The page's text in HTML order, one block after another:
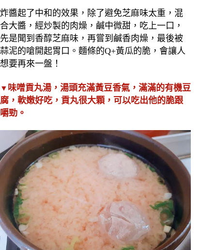
炸醬起了中和的效果，除了避免芝麻味太重，混
合大醬，經炒製的肉燥，鹹中微甜，吃上一口，
先是聞到香醇芝麻味，再嘗到鹹香肉燥，最後被
蒜泥的嗆開起胃口。麵條的Q+黃瓜的脆，會讓人
想要再來一盤！
▼ 味噌貢丸湯，湯頭充滿黃豆香氣，滿滿的有機豆
腐，軟嫩好吃，貢丸很大顆，可以吃出他的脆跟
嚼勁。